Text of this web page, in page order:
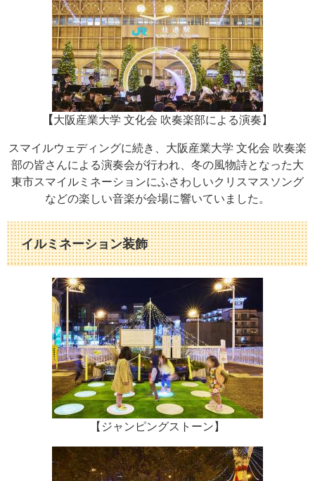
【大阪産業大学 文化会 吹奏楽部による演奏​】
スマイルウェディングに続き、大阪産業大学 文化会 吹奏楽
部の皆さんによる演奏会が行われ、冬の風物詩となった大
東市スマイルミネーションにふさわしいクリスマスソング
などの楽しい音楽が会場に響いていました。​
イルミネーション装飾
【ジャンピングストーン】